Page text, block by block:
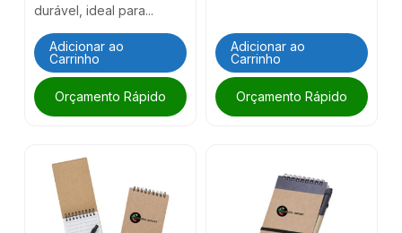
durável, ideal para...
Adicionar ao
Carrinho
Orçamento Rápido
Adicionar ao
Carrinho
Orçamento Rápido